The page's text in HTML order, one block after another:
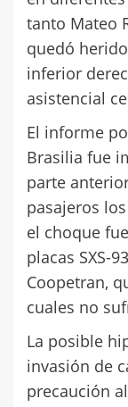
tanto Mateo
quedó
inferior
asistencial
El informe
Brasilia fue
parte
pasajeros
el choque
placas SXS-
Coopetran,
cuales no
La posible
invasión de
precaución